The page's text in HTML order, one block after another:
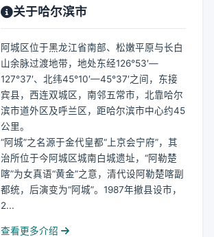
关于哈尔滨市
阿城区位于黑龙江省南部、松嫩平原与长白
山余脉过渡地带，地处东经126°53′—
127°37′、北纬45°10′—45°37′之间，东接
宾县，西连双城区，南邻五常市，北靠哈尔
滨市道外区及呼兰区，距哈尔滨市中心约45
公里。
“阿城”之名源于金代皇都“上京会宁府”，其
治所位于今阿城区城南白城遗址，“阿勒楚
喀”为女真语“黄金”之意，清代设阿勒楚喀副
都统，后演变为“阿城”。1987年撤县设市，
2...
查看更多介绍